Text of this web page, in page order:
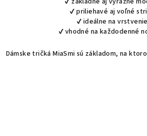
e
p
r
k
✔ priliehavé aj voľné
✔ ideálne na vrstvenie
✔ vhodné na každodenné
Dámske tričká MiaSmi sú základom, na